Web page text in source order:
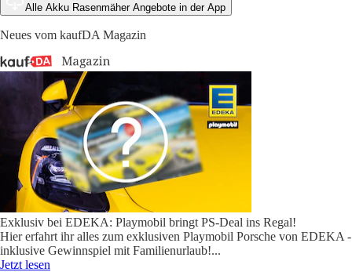
Alle Akku Rasenmäher Angebote in der App
Neues vom kaufDA Magazin
Exklusiv bei EDEKA: Playmobil bringt PS-Deal ins Regal!
Hier erfahrt ihr alles zum exklusiven Playmobil Porsche von EDEKA -
inklusive Gewinnspiel mit Familienurlaub!...
Jetzt lesen